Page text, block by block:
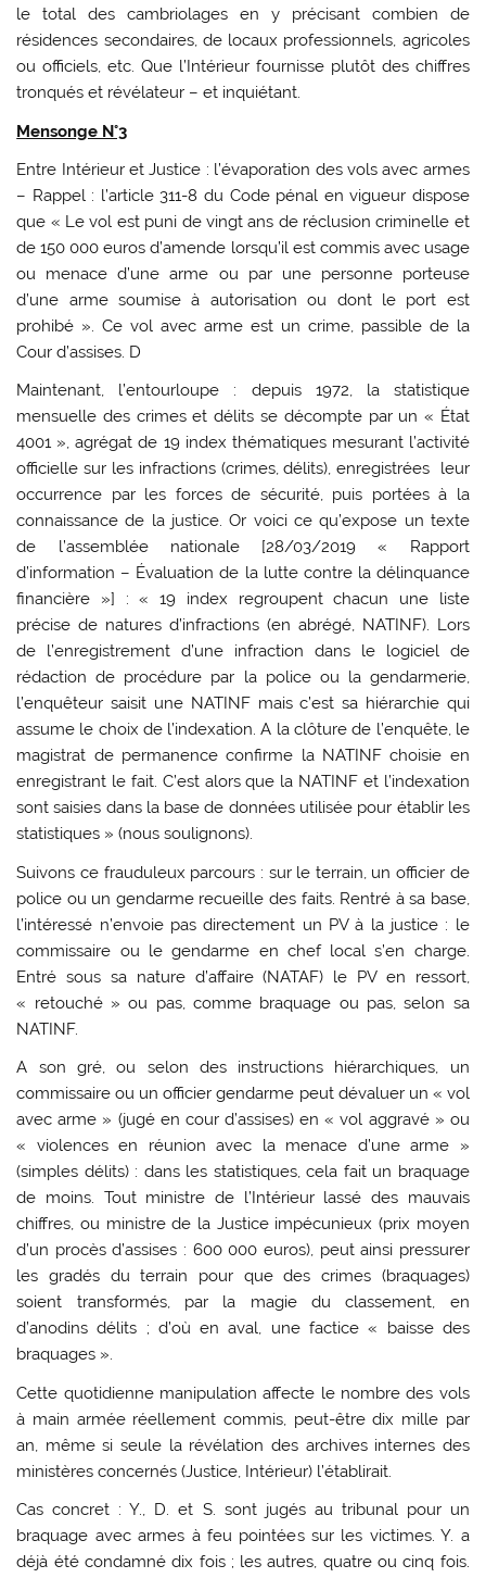
le total des cambriolages en y précisant combien de
résidences secondaires, de locaux professionnels, agricoles
ou officiels, etc. Que l’Intérieur fournisse plutôt des chiffres
tronqués et révélateur – et inquiétant.
Mensonge N°3
Entre Intérieur et Justice : l’évaporation des vols avec armes
– Rappel : l’article 311-8 du Code pénal en vigueur dispose
que « Le vol est puni de vingt ans de réclusion criminelle et
de 150 000 euros d’amende lorsqu’il est commis avec usage
ou menace d’une arme ou par une personne porteuse
d’une arme soumise à autorisation ou dont le port est
prohibé ». Ce vol avec arme est un crime, passible de la
Cour d’assises. D
Maintenant, l’entourloupe : depuis 1972, la statistique
mensuelle des crimes et délits se décompte par un « État
4001 », agrégat de 19 index thématiques mesurant l’activité
officielle sur les infractions (crimes, délits), enregistrées leur
occurrence par les forces de sécurité, puis portées à la
connaissance de la justice. Or voici ce qu’expose un texte
de l’assemblée nationale [28/03/2019 « Rapport
d’information – Évaluation de la lutte contre la délinquance
financière »] : « 19 index regroupent chacun une liste
précise de natures d’infractions (en abrégé, NATINF). Lors
de l’enregistrement d’une infraction dans le logiciel de
rédaction de procédure par la police ou la gendarmerie,
l’enquêteur saisit une NATINF mais c’est sa hiérarchie qui
assume le choix de l’indexation. A la clôture de l’enquête, le
magistrat de permanence confirme la NATINF choisie en
enregistrant le fait. C’est alors que la NATINF et l’indexation
sont saisies dans la base de données utilisée pour établir les
statistiques » (nous soulignons).
Suivons ce frauduleux parcours : sur le terrain, un officier de
police ou un gendarme recueille des faits. Rentré à sa base,
l’intéressé n’envoie pas directement un PV à la justice : le
commissaire ou le gendarme en chef local s’en charge.
Entré sous sa nature d’affaire (NATAF) le PV en ressort,
« retouché » ou pas, comme braquage ou pas, selon sa
NATINF.
A son gré, ou selon des instructions hiérarchiques, un
commissaire ou un officier gendarme peut dévaluer un « vol
avec arme » (jugé en cour d’assises) en « vol aggravé » ou
« violences en réunion avec la menace d’une arme »
(simples délits) : dans les statistiques, cela fait un braquage
de moins. Tout ministre de l’Intérieur lassé des mauvais
chiffres, ou ministre de la Justice impécunieux (prix moyen
d’un procès d’assises : 600 000 euros), peut ainsi pressurer
les gradés du terrain pour que des crimes (braquages)
soient transformés, par la magie du classement, en
d’anodins délits ; d’où en aval, une factice « baisse des
braquages ».
Cette quotidienne manipulation affecte le nombre des vols
à main armée réellement commis, peut-être dix mille par
an, même si seule la révélation des archives internes des
ministères concernés (Justice, Intérieur) l’établirait.
Cas concret : Y., D. et S. sont jugés au tribunal pour un
braquage avec armes à feu pointées sur les victimes. Y. a
déjà été condamné dix fois ; les autres, quatre ou cinq fois.